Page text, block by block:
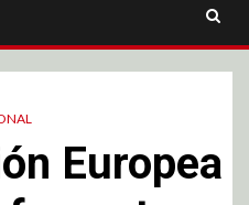
Europea